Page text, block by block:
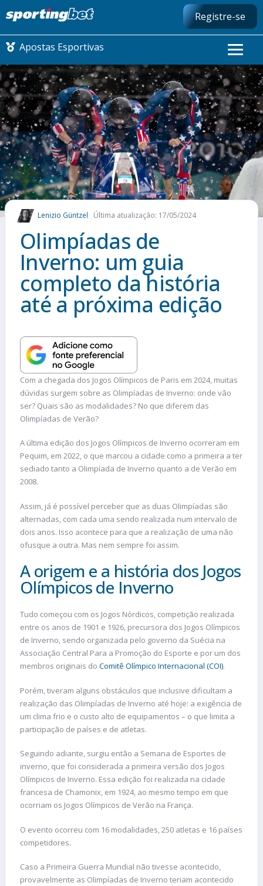
Registre-se
Apostas Esportivas
CONMEBOL LIBERTADORES
FUTEBOL NACIONAL
FUTEBOL INTERNACIONAL
COMO APOSTAR
MAIS ESPORTES
Lenizio Güntzel Última atualização: 17/05/2024
Olimpíadas de
Inverno: um guia
completo da história
até a próxima edição
Com a chegada dos Jogos Olímpicos de Paris em 2024, muitas
dúvidas surgem sobre as Olimpíadas de Inverno: onde vão
ser? Quais são as modalidades? No que diferem das
Olimpíadas de Verão?
A última edição dos Jogos Olímpicos de Inverno ocorreram em
Pequim, em 2022, o que marcou a cidade como a primeira a ter
sediado tanto a Olimpíada de Inverno quanto a de Verão em
2008.
Assim, já é possível perceber que as duas Olimpíadas são
alternadas, com cada uma sendo realizada num intervalo de
dois anos. Isso acontece para que a realização de uma não
ofusque a outra. Mas nem sempre foi assim.
A origem e a história dos Jogos
Olímpicos de Inverno
Tudo começou com os Jogos Nórdicos, competição realizada
entre os anos de 1901 e 1926, precursora dos Jogos Olímpicos
de Inverno, sendo organizada pelo governo da Suécia na
Associação Central Para a Promoção do Esporte e por um dos
membros originais do Comitê Olímpico Internacional (COI).
Porém, tiveram alguns obstáculos que inclusive dificultam a
realização das Olimpíadas de Inverno até hoje: a exigência de
um clima frio e o custo alto de equipamentos – o que limita a
participação de países e de atletas.
Seguindo adiante, surgiu então a Semana de Esportes de
inverno, que foi considerada a primeira versão dos Jogos
Olímpicos de Inverno. Essa edição foi realizada na cidade
francesa de Chamonix, em 1924, ao mesmo tempo em que
ocorriam os Jogos Olímpicos de Verão na França.
O evento ocorreu com 16 modalidades, 250 atletas e 16 países
competidores.
Caso a Primeira Guerra Mundial não tivesse acontecido,
provavelmente as Olimpíadas de Inverno teriam acontecido